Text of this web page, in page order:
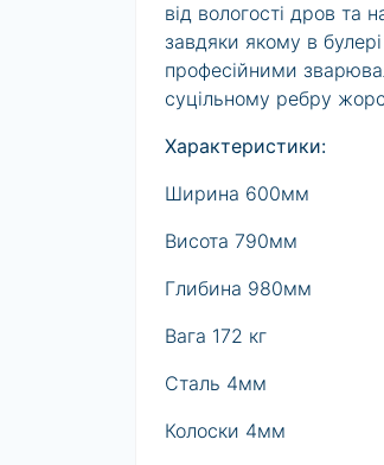
від вологості дров та
завдяки якому в
професійними
суцільному ребру
Характеристики:
Ширина 600мм
Висота 790мм
Глибина 980мм
Вага 172 кг
Сталь 4мм
Колоски 4мм